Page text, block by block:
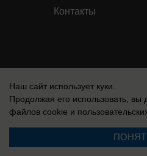
Контакты
службой по надзору в сфере связи,
массовых коммуникаций
Наш сайт использует куки.
Продолжая его использовать, вы
файлов cookie и